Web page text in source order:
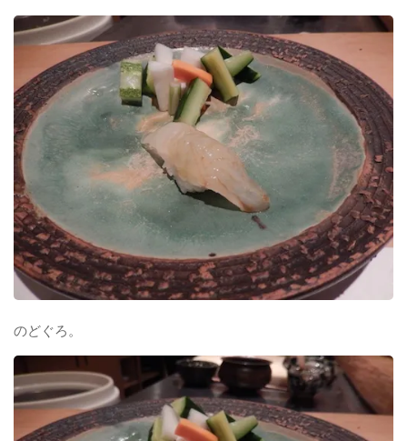
のどぐろ。